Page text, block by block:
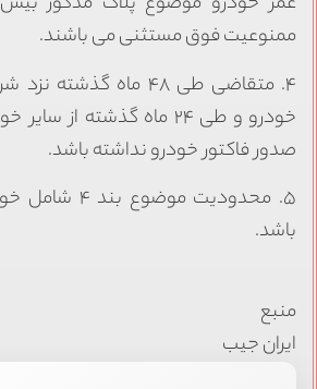
ممنوعیت فوق مستثنی می باشند.
۴. متقاضی طی ۴۸ ماه
خودرو و طی ۲۴ ماه گذشته از
صدور فاکتور خودرو نداشته باشد.
۵. محدودیت
باشد.
منبع
ایران جیب